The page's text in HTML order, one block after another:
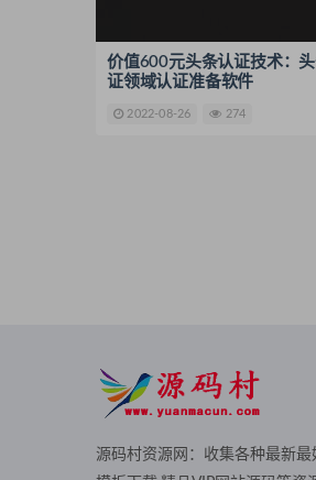
价值600元头条认证技术：
证领域认证准备软件
2022-08-26 274
源码村资源网：收集各种最新最